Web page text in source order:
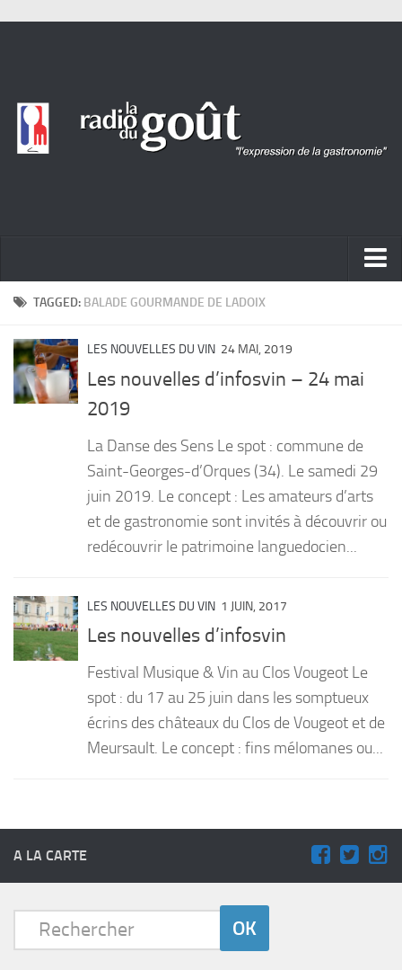
ACTUALITÉ
PORTRAITS
LIVRES
Desserts
TAGGED: BALADE GOURMANDE DE LADOIX
LES NOUVELLES DU VIN 24 MAI, 2019
Les nouvelles d’infosvin – 24 mai
2019
La Danse des Sens Le spot : commune de
Saint-Georges-d’Orques (34). Le samedi 29
juin 2019. Le concept : Les amateurs d’arts
et de gastronomie sont invités à découvrir ou
redécouvrir le patrimoine languedocien...
LES NOUVELLES DU VIN 1 JUIN, 2017
Les nouvelles d’infosvin
Festival Musique & Vin au Clos Vougeot Le
spot : du 17 au 25 juin dans les somptueux
écrins des châteaux du Clos de Vougeot et de
Meursault. Le concept : fins mélomanes ou...
A LA CARTE